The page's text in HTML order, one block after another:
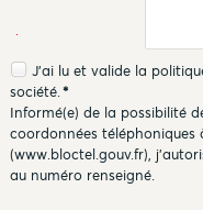
J'ai lu et valide la
société.*
Informé(e) de la possibilité
coordonnées
(www.bloctel.gouv.fr),
au numéro renseigné.